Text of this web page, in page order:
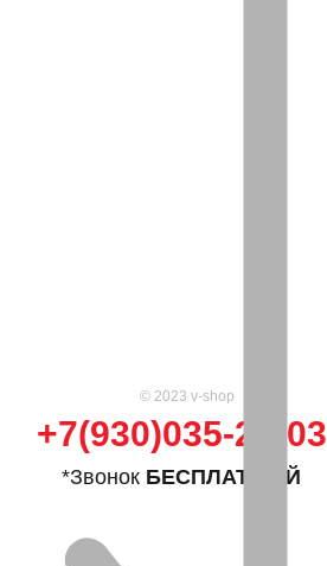
© 2023 v-shop
+7(930)035-25-03
*Звонок БЕСПЛАТНЫЙ